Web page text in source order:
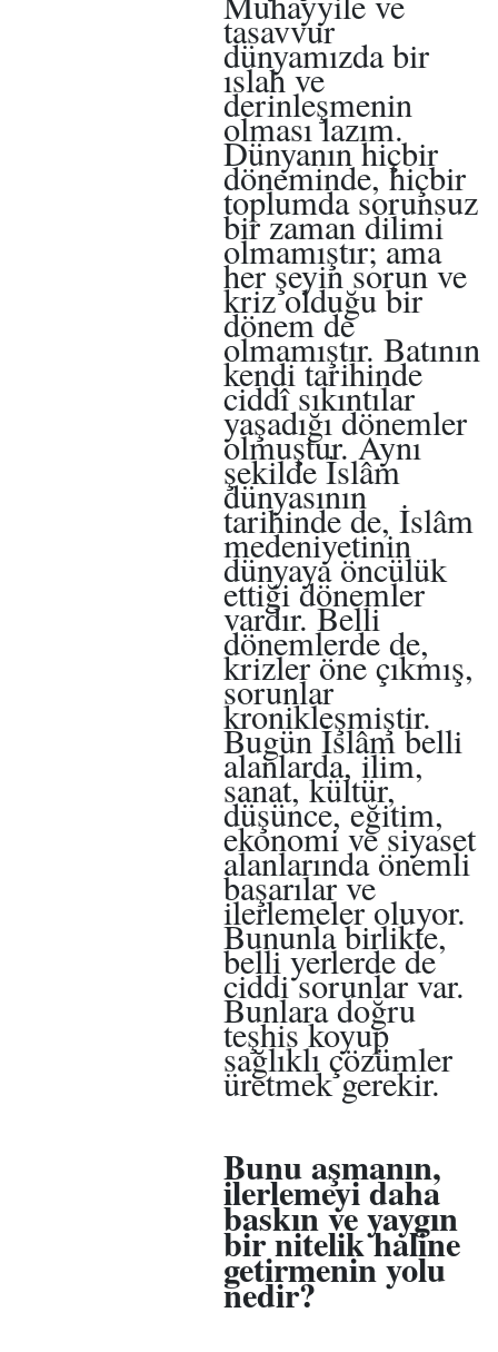
tasavvur
dünyamızda bir
ıslah ve
derinleşmenin
olması lazım.
Dünyanın hiçbir
döneminde, hiçbir
toplumda sorunsuz
bir zaman dilimi
olmamıştır; ama
her şeyin sorun ve
kriz olduğu bir
dönem de
olmamıştır. Batının
kendi tarihinde
ciddî sıkıntılar
yaşadığı dönemler
olmuştur. Aynı
şekilde İslâm
dünyasının
tarihinde de, İslâm
medeniyetinin
dünyaya öncülük
ettiği dönemler
vardır. Belli
dönemlerde de,
krizler öne çıkmış,
sorunlar
kronikleşmiştir.
Bugün İslâm belli
alanlarda, ilim,
sanat, kültür,
düşünce, eğitim,
ekonomi ve siyaset
alanlarında önemli
başarılar ve
ilerlemeler oluyor.
Bununla birlikte,
belli yerlerde de
ciddi sorunlar var.
Bunlara doğru
teşhis koyup
sağlıklı çözümler
üretmek gerekir.
Bunu aşmanın,
ilerlemeyi daha
baskın ve yaygın
bir nitelik haline
getirmenin yolu
nedir?